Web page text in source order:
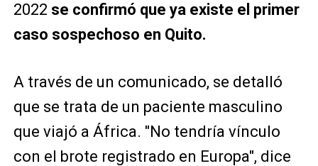
2022 se confirmó que ya existe el primer
caso sospechoso en Quito.
A través de un comunicado, se detalló
que se trata de un paciente masculino
que viajó a África. "No tendría vínculo
con el brote registrado en Europa", dice